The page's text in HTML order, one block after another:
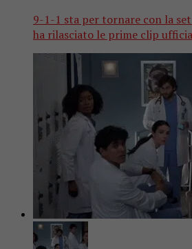
9-1-1 sta per tornare con la
ha rilasciato le prime clip